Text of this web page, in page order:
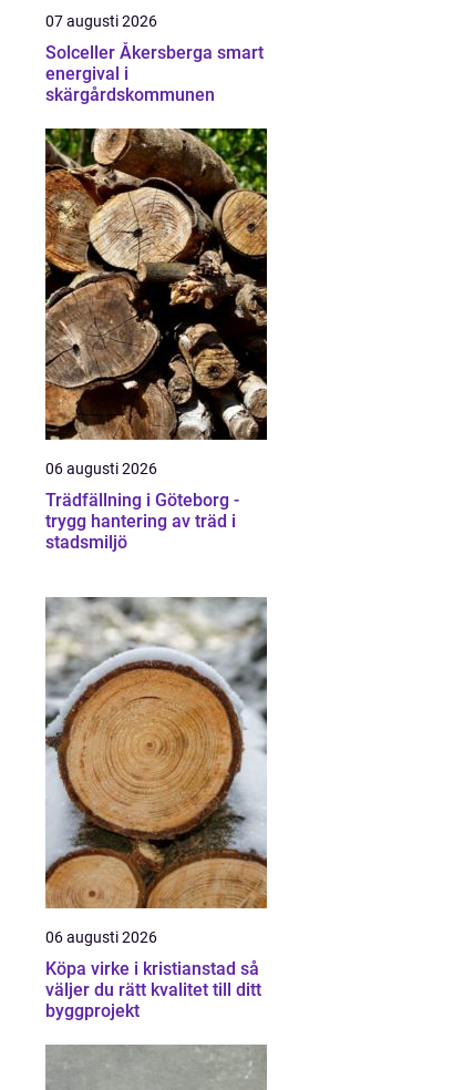
07 augusti 2026
Solceller Åkersberga smart
energival i
skärgårdskommunen
06 augusti 2026
Trädfällning i Göteborg -
trygg hantering av träd i
stadsmiljö
06 augusti 2026
Köpa virke i kristianstad så
väljer du rätt kvalitet till ditt
byggprojekt